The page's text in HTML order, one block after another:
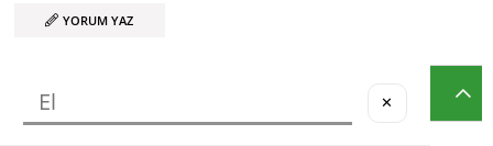
YORUM YAZ
ÜRÜN ÖZELLIKLERI ✕